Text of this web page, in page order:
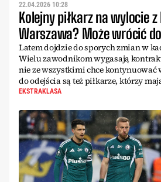
22.04.2026 10:28
Kolejny piłkarz na wylocie z
Warszawa? Może wrócić
Latem dojdzie do sporych zmian w
Wielu zawodnikom wygasają
nie ze wszystkimi chce kontynuować
do odejścia są też piłkarze, którzy
EKSTRAKLASA